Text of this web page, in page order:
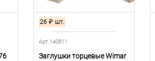
26 ₽ шт.
Арт.140811
Заглушки торцевые Wimar